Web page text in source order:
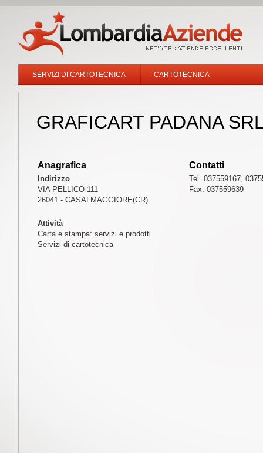
SERVIZI DI CARTOTECNICA CARTOTECNICA
GRAFICART PADANA
Anagrafica
Indirizzo
VIA PELLICO 111
26041 - CASALMAGGIORE(CR)
Contatti
Tel. 037559167,
Fax. 037559639
Attività
Carta e stampa: servizi e prodotti
Servizi di cartotecnica